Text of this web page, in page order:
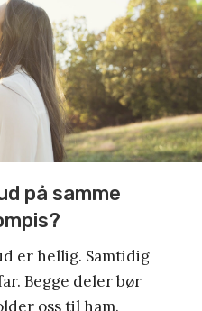
på samme
er hellig. Samtidig
Begge deler bør
oss til ham.